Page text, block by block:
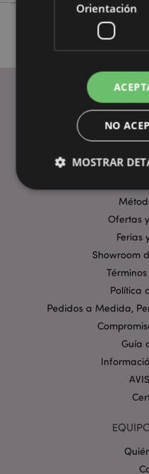
Ofertas
Ferias
Showroom
Política
Pedidos a Medida,
Guía
Orientación
NO
MOSTRAR
Estrictamente
Orientación
Las cookies
funcionalidad básica
sesión del usuario y la
cookies estrictamente
_GRECAPTCHA